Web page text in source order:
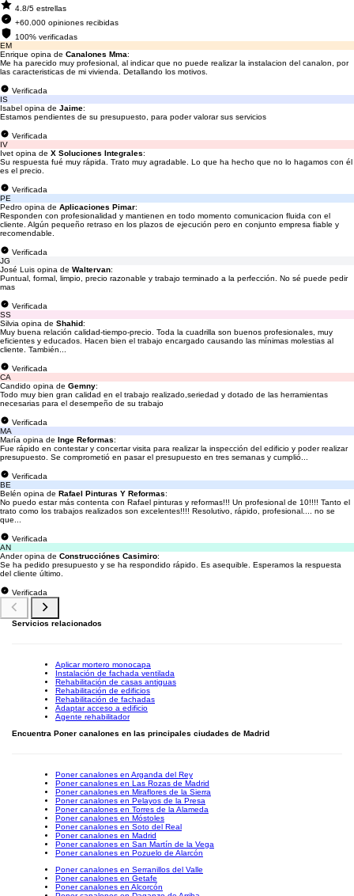
4.8/5 estrellas
+60.000 opiniones recibidas
100% verificadas
EM
Enrique opina de Canalones Mma:
Me ha parecido muy profesional, al indicar que no puede realizar la instalacion del canalon, por
las caracteristicas de mi vivienda. Detallando los motivos.
Verificada
IS
Isabel opina de Jaime:
Estamos pendientes de su presupuesto, para poder valorar sus servicios
Verificada
IV
Ivet opina de X Soluciones Integrales:
Su respuesta fué muy rápida. Trato muy agradable. Lo que ha hecho que no lo hagamos con él
es el precio.
Verificada
PE
Pedro opina de Aplicaciones Pimar:
Responden con profesionalidad y mantienen en todo momento comunicacion fluida con el
cliente. Algún pequeño retraso en los plazos de ejecución pero en conjunto empresa fiable y
recomendable.
Verificada
JG
José Luis opina de Waltervan:
Puntual, formal, limpio, precio razonable y trabajo terminado a la perfección. No sé puede pedir
mas
Verificada
SS
Silvia opina de Shahid:
Muy buena relación calidad-tiempo-precio. Toda la cuadrilla son buenos profesionales, muy
eficientes y educados. Hacen bien el trabajo encargado causando las mínimas molestias al
cliente. También...
Verificada
CA
Candido opina de Gemny:
Todo muy bien gran calidad en el trabajo realizado,seriedad y dotado de las herramientas
necesarias para el desempeño de su trabajo
Verificada
MA
María opina de Inge Reformas:
Fue rápido en contestar y concertar visita para realizar la inspección del edificio y poder realizar
presupuesto. Se comprometió en pasar el presupuesto en tres semanas y cumplió...
Verificada
BE
Belén opina de Rafael Pinturas Y Reformas:
No puedo estar más contenta con Rafael pinturas y reformas!!! Un profesional de 10!!!! Tanto el
trato como los trabajos realizados son excelentes!!!! Resolutivo, rápido, profesional.... no se
que...
Verificada
AN
Ander opina de Construcciónes Casimiro:
Se ha pedido presupuesto y se ha respondido rápido. Es asequible. Esperamos la respuesta
del cliente último.
Verificada
Servicios relacionados
Aplicar mortero monocapa
Instalación de fachada ventilada
Rehabilitación de casas antiguas
Rehabilitación de edificios
Rehabilitación de fachadas
Adaptar acceso a edificio
Agente rehabilitador
Encuentra Poner canalones en las principales ciudades de Madrid
Poner canalones en Arganda del Rey
Poner canalones en Las Rozas de Madrid
Poner canalones en Miraflores de la Sierra
Poner canalones en Pelayos de la Presa
Poner canalones en Torres de la Alameda
Poner canalones en Móstoles
Poner canalones en Soto del Real
Poner canalones en Madrid
Poner canalones en San Martín de la Vega
Poner canalones en Pozuelo de Alarcón
Poner canalones en Serranillos del Valle
Poner canalones en Getafe
Poner canalones en Alcorcón